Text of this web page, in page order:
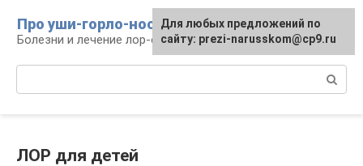
контенту
Про уши-горло-нос
Болезни и лечение лор-органов
ЛОР для детей
Для любых предложений по
сайту: prezi-narusskom@cp9.ru